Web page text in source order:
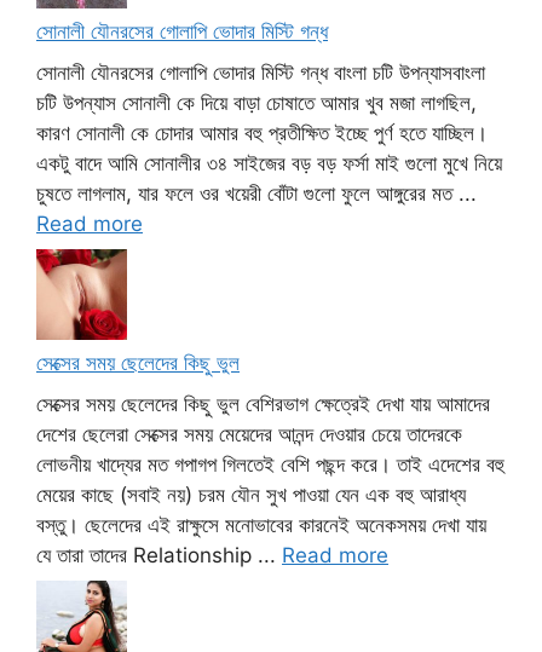
সোনালী যৌনরসের গোলাপি ভোদার মিস্টি গন্ধ
সোনালী যৌনরসের গোলাপি ভোদার মিস্টি গন্ধ বাংলা চটি উপন্যাসবাংলা
চটি উপন্যাস সোনালী কে দিয়ে বাড়া চোষাতে আমার খুব মজা লাগছিল,
কারণ সোনালী কে চোদার আমার বহু প্রতীক্ষিত ইচ্ছে পুর্ণ হতে যাচ্ছিল।
একটু বাদে আমি সোনালীর ৩৪ সাইজের বড় বড় ফর্সা মাই গুলো মুখে নিয়ে
চুষতে লাগলাম, যার ফলে ওর খয়েরী বোঁটা গুলো ফুলে আঙ্গুরের মত ...
Read more
সেক্সের সময় ছেলেদের কিছু ভুল
সেক্সের সময় ছেলেদের কিছু ভুল বেশিরভাগ ক্ষেত্রেই দেখা যায় আমাদের
দেশের ছেলেরা সেক্সের সময় মেয়েদের আনন্দ দেওয়ার চেয়ে তাদেরকে
লোভনীয় খাদ্যের মত গপাগপ গিলতেই বেশি পছন্দ করে। তাই এদেশের বহু
মেয়ের কাছে (সবাই নয়) চরম যৌন সুখ পাওয়া যেন এক বহু আরাধ্য
বস্তু। ছেলেদের এই রাক্ষুসে মনোভাবের কারনেই অনেকসময় দেখা যায়
যে তারা তাদের Relationship ... Read more